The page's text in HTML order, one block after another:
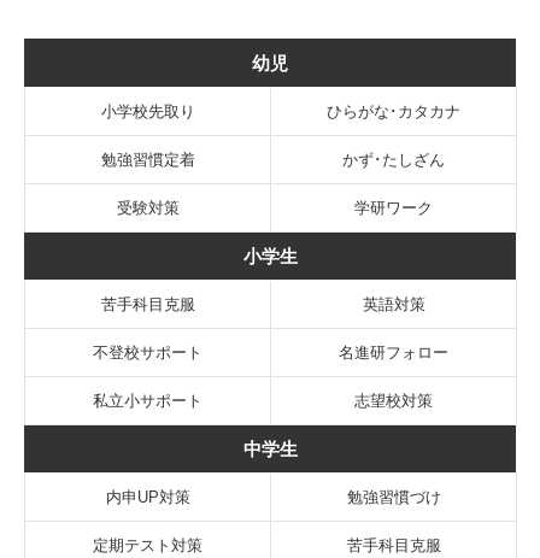
幼児
小学校先取り ひらがな･カタカナ
勉強習慣定着 かず･たしざん
受験対策 学研ワーク
小学生
苦手科目克服 英語対策
不登校サポート 名進研フォロー
私立小サポート 志望校対策
中学生
内申UP対策 勉強習慣づけ
定期テスト対策 苦手科目克服